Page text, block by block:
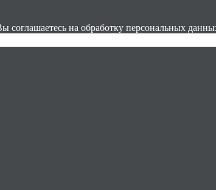
соглашаетесь на обработку персональных